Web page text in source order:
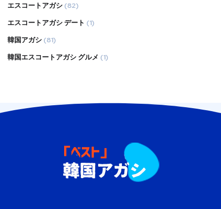
エスコートアガシ (82)
エスコートアガシ デート (1)
韓国アガシ (81)
韓国エスコートアガシ グルメ (1)